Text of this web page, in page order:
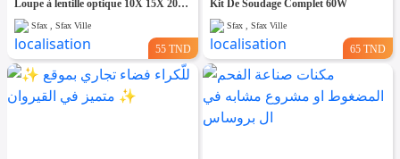
Loupe à lentille optique 10X 15X 20X 25X
Sfax , Sfax Ville
55 TND
Kit De Soudage Complet 60W
Sfax , Sfax Ville
65 TND